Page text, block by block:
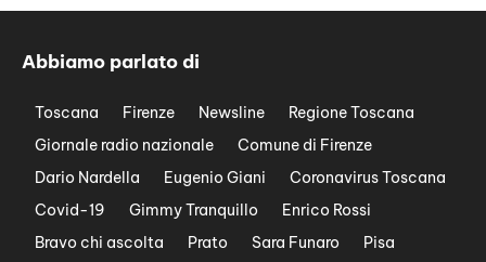
Abbiamo parlato di
Toscana Firenze Newsline
Regione Toscana
Giornale radio nazionale
Comune di Firenze
Dario Nardella
Eugenio Giani
Coronavirus Toscana
Covid-19
Gimmy Tranquillo
Enrico Rossi
Bravo chi ascolta
Prato Sara Funaro
Pisa